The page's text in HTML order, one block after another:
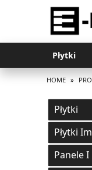
Płytki
HOME »
Płytki
Płytki
Panele I